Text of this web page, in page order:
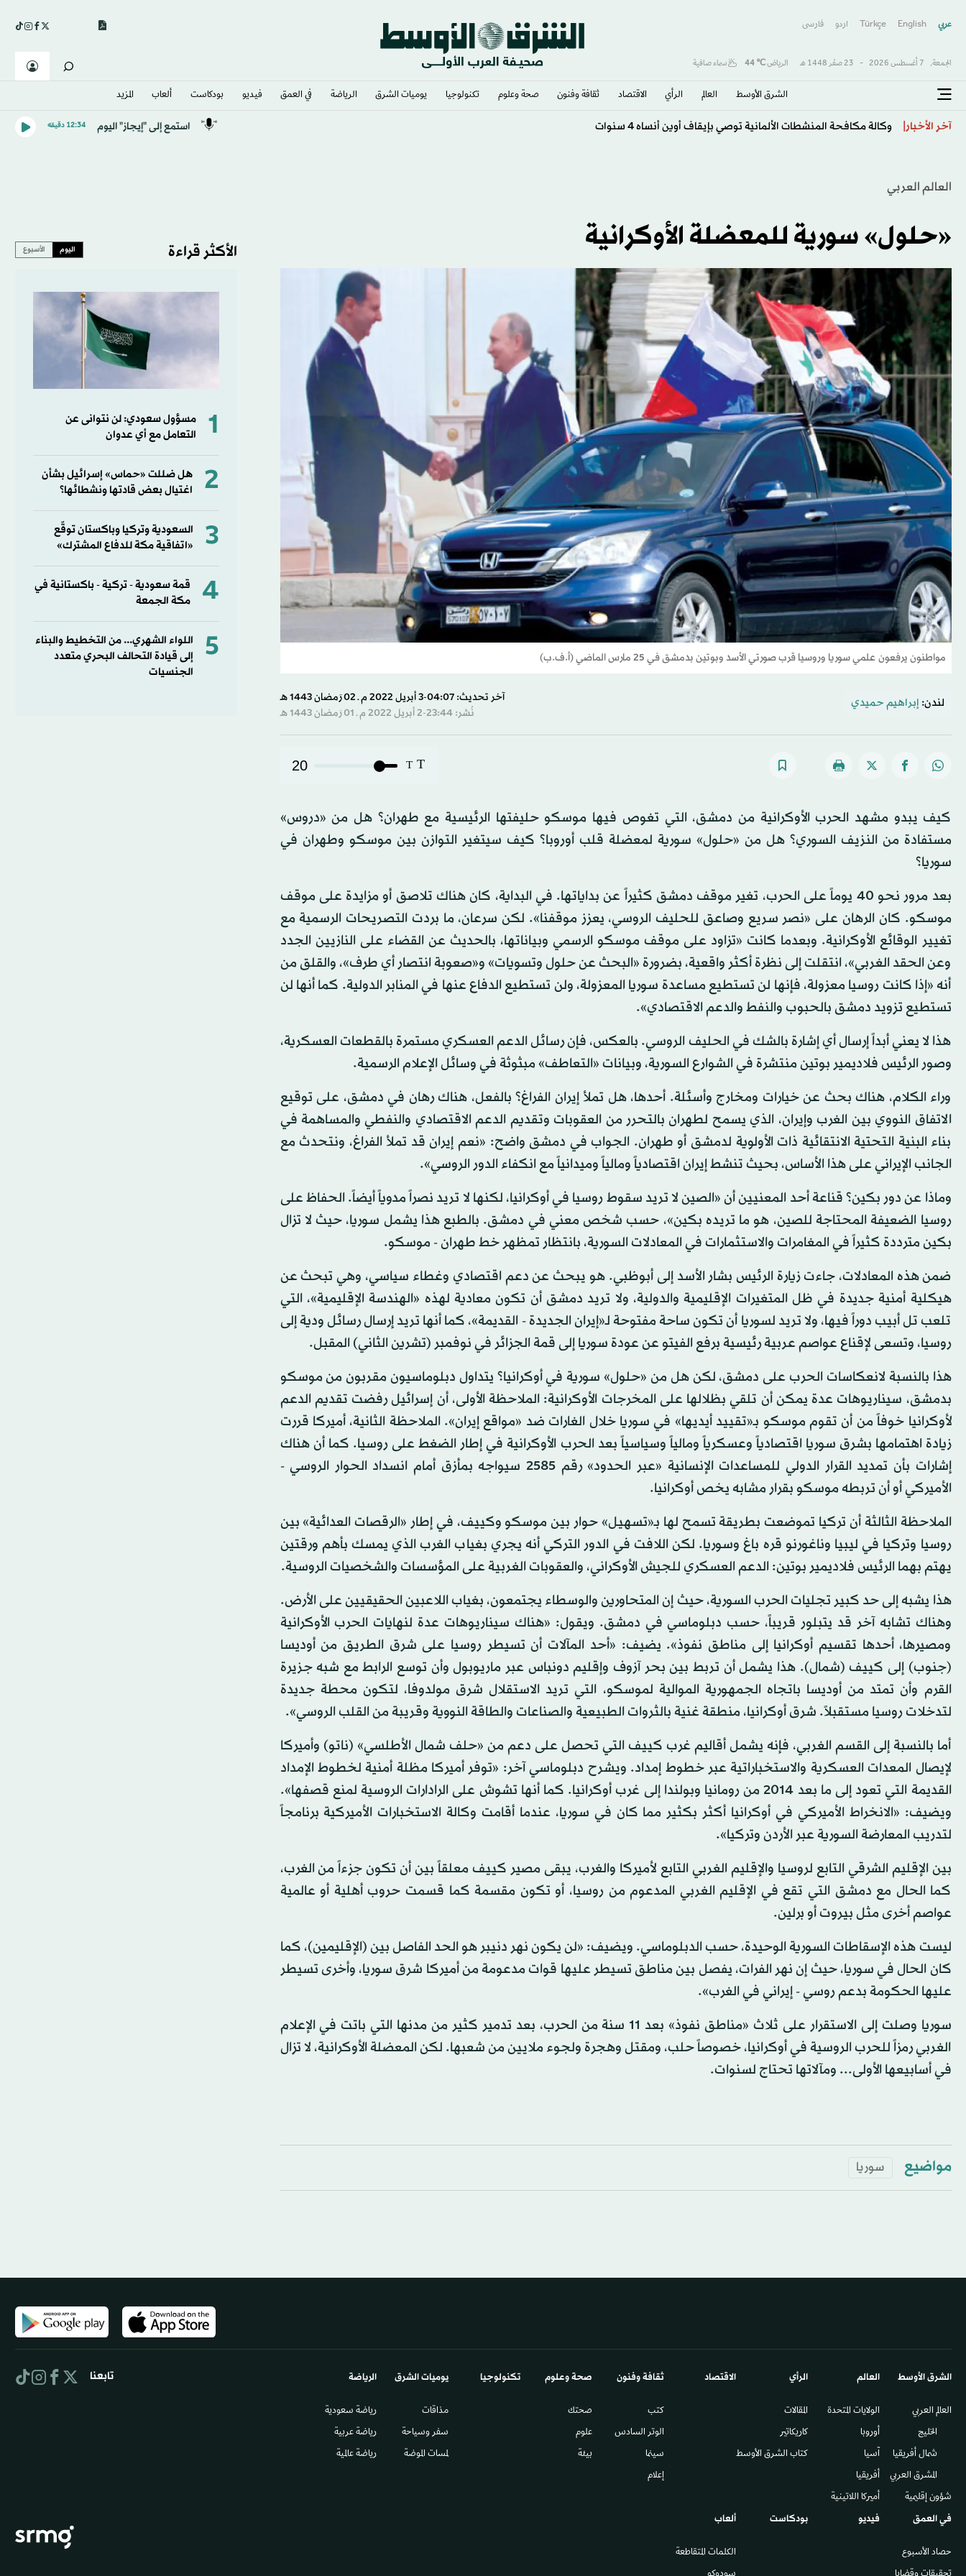
عربي English
Türkçe اردو فارسى
الجمعة, 7 أغسطس 2026 - 23 صفَر 1448 هـ الرياض℃
44 سماء صافية
الشرق الأوسط​ العالم الرأي الاقتصاد ثقافة وفنون صحة وعلوم تكنولوجيا يوميات الشرق​ الرياضة في العمق فيديو بودكاست ألعاب المزيد
آخر الأخبار البابا يلتقي ضحايا اعتداءات جنسية خلال زيارته المقبلة لفرنسا استمع إلى "إيجاز" اليوم 12:34 دقيقه
العالم العربي
«حلول» سورية للمعضلة الأوكرانية
مواطنون يرفعون علمي سوريا وروسيا قرب صورتي الأسد وبوتين بدمشق في 25 مارس الماضي (أ.ف.ب)
لندن: إبراهيم حميدي
آخر تحديث: 04:07-3 أبريل 2022 م ـ 02 رَمضان 1443 هـ
نُشر: 23:44-2 أبريل 2022 م ـ 01 رَمضان 1443 هـ
T
T
20
كيف يبدو مشهد الحرب الأوكرانية من دمشق، التي تغوص فيها موسكو حليفتها الرئيسية مع طهران؟ هل من «دروس»
مستفادة من النزيف السوري؟ هل من «حلول» سورية لمعضلة قلب أوروبا؟ كيف سيتغير التوازن بين موسكو وطهران في
سوريا؟
بعد مرور نحو 40 يوماً على الحرب، تغير موقف دمشق كثيراً عن بداياتها. في البداية، كان هناك تلاصق أو مزايدة على موقف
موسكو. كان الرهان على «نصر سريع وصاعق للحليف الروسي، يعزز موقفنا». لكن سرعان، ما بردت التصريحات الرسمية مع
تغيير الوقائع الأوكرانية. وبعدما كانت «تزاود على موقف موسكو الرسمي وبياناتها، بالحديث عن القضاء على النازيين الجدد
وعن الحقد الغربي»، انتقلت إلى نظرة أكثر واقعية، بضرورة «البحث عن حلول وتسويات» و«صعوبة انتصار أي طرف»، والقلق من
أنه «إذا كانت روسيا معزولة، فإنها لن تستطيع مساعدة سوريا المعزولة، ولن تستطيع الدفاع عنها في المنابر الدولية. كما أنها لن
تستطيع تزويد دمشق بالحبوب والنفط والدعم الاقتصادي».
هذا لا يعني أبداً إرسال أي إشارة بالشك في الحليف الروسي. بالعكس، فإن رسائل الدعم العسكري مستمرة بالقطعات العسكرية،
وصور الرئيس فلاديمير بوتين منتشرة في الشوارع السورية، وبيانات «التعاطف» مبثوثة في وسائل الإعلام الرسمية.
وراء الكلام، هناك بحث عن خيارات ومخارج وأسئلة. أحدها، هل تملأ إيران الفراغ؟ بالفعل، هناك رهان في دمشق، على توقيع
الاتفاق النووي بين الغرب وإيران، الذي يسمح لطهران بالتحرر من العقوبات وتقديم الدعم الاقتصادي والنفطي والمساهمة في
بناء البنية التحتية الانتقائية ذات الأولوية لدمشق أو طهران. الجواب في دمشق واضح: «نعم إيران قد تملأ الفراغ، ونتحدث مع
الجانب الإيراني على هذا الأساس، بحيث تنشط إيران اقتصادياً ومالياً وميدانياً مع انكفاء الدور الروسي».
وماذا عن دور بكين؟ قناعة أحد المعنيين أن «الصين لا تريد سقوط روسيا في أوكرانيا، لكنها لا تريد نصراً مدوياً أيضاً. الحفاظ على
روسيا الضعيفة المحتاجة للصين، هو ما تريده بكين»، حسب شخص معني في دمشق. بالطبع هذا يشمل سوريا، حيث لا تزال
بكين مترددة كثيراً في المغامرات والاستثمارات في المعادلات السورية، بانتظار تمظهر خط طهران - موسكو.
ضمن هذه المعادلات، جاءت زيارة الرئيس بشار الأسد إلى أبوظبي. هو يبحث عن دعم اقتصادي وغطاء سياسي، وهي تبحث عن
هيكلية أمنية جديدة في ظل المتغيرات الإقليمية والدولية، ولا تريد دمشق أن تكون معادية لهذه «الهندسة الإقليمية»، التي
تلعب تل أبيب دوراً فيها، ولا تريد لسوريا أن تكون ساحة مفتوحة لـ«إيران الجديدة - القديمة»، كما أنها تريد إرسال رسائل ودية إلى
روسيا، وتسعى لإقناع عواصم عربية رئيسية برفع الفيتو عن عودة سوريا إلى قمة الجزائر في نوفمبر (تشرين الثاني) المقبل.
هذا بالنسبة لانعكاسات الحرب على دمشق، لكن هل من «حلول» سورية في أوكرانيا؟ يتداول دبلوماسيون مقربون من موسكو
بدمشق، سيناريوهات عدة يمكن أن تلقي بظلالها على المخرجات الأوكرانية: الملاحظة الأولى، أن إسرائيل رفضت تقديم الدعم
لأوكرانيا خوفاً من أن تقوم موسكو بـ«تقييد أيديها» في سوريا خلال الغارات ضد «مواقع إيران». الملاحظة الثانية، أميركا قررت
زيادة اهتمامها بشرق سوريا اقتصادياً وعسكرياً ومالياً وسياسياً بعد الحرب الأوكرانية في إطار الضغط على روسيا. كما أن هناك
إشارات بأن تمديد القرار الدولي للمساعدات الإنسانية «عبر الحدود» رقم 2585 سيواجه بمأزق أمام انسداد الحوار الروسي -
الأميركي أو أن تربطه موسكو بقرار مشابه يخص أوكرانيا.
الملاحظة الثالثة أن تركيا تموضعت بطريقة تسمح لها بـ«تسهيل» حوار بين موسكو وكييف، في إطار «الرقصات العدائية» بين
روسيا وتركيا في ليبيا وناغورنو قره باغ وسوريا. لكن اللافت في الدور التركي أنه يجري بغياب الغرب الذي يمسك بأهم ورقتين
يهتم بهما الرئيس فلاديمير بوتين: الدعم العسكري للجيش الأوكراني، والعقوبات الغربية على المؤسسات والشخصيات الروسية.
هذا يشبه إلى حد كبير تجليات الحرب السورية، حيث إن المتحاورين والوسطاء يجتمعون، بغياب اللاعبين الحقيقيين على الأرض.
وهناك تشابه آخر قد يتبلور قريباً، حسب دبلوماسي في دمشق. ويقول: «هناك سيناريوهات عدة لنهايات الحرب الأوكرانية
ومصيرها، أحدها تقسيم أوكرانيا إلى مناطق نفوذ». يضيف: «أحد المآلات أن تسيطر روسيا على شرق الطريق من أوديسا
(جنوب) إلى كييف (شمال). هذا يشمل أن تربط بين بحر آزوف وإقليم دونباس عبر ماريوبول وأن توسع الرابط مع شبه جزيرة
القرم وأن تمتد من أوديسا باتجاه الجمهورية الموالية لموسكو، التي تريد الاستقلال شرق مولدوفا، لتكون محطة جديدة
لتدخلات روسيا مستقبلاً. شرق أوكرانيا، منطقة غنية بالثروات الطبيعية والصناعات والطاقة النووية وقريبة من القلب الروسي».
أما بالنسبة إلى القسم الغربي، فإنه يشمل أقاليم غرب كييف التي تحصل على دعم من «حلف شمال الأطلسي» (ناتو) وأميركا
لإيصال المعدات العسكرية والاستخباراتية عبر خطوط إمداد. ويشرح دبلوماسي آخر: «توفر أميركا مظلة أمنية لخطوط الإمداد
القديمة التي تعود إلى ما بعد 2014 من رومانيا وبولندا إلى غرب أوكرانيا. كما أنها تشوش على الرادارات الروسية لمنع قصفها».
ويضيف: «الانخراط الأميركي في أوكرانيا أكثر بكثير مما كان في سوريا، عندما أقامت وكالة الاستخبارات الأميركية برنامجاً
لتدريب المعارضة السورية عبر الأردن وتركيا».
بين الإقليم الشرقي التابع لروسيا والإقليم الغربي التابع لأميركا والغرب، يبقى مصير كييف معلقاً بين أن تكون جزءاً من الغرب،
كما الحال مع دمشق التي تقع في الإقليم الغربي المدعوم من روسيا، أو تكون مقسمة كما قسمت حروب أهلية أو عالمية
عواصم أخرى مثل بيروت أو برلين.
ليست هذه الإسقاطات السورية الوحيدة، حسب الدبلوماسي. ويضيف: «لن يكون نهر دنيبر هو الحد الفاصل بين (الإقليمين)، كما
كان الحال في سوريا، حيث إن نهر الفرات، يفصل بين مناطق تسيطر عليها قوات مدعومة من أميركا شرق سوريا، وأخرى تسيطر
عليها الحكومة بدعم روسي - إيراني في الغرب».
سوريا وصلت إلى الاستقرار على ثلاث «مناطق نفوذ» بعد 11 سنة من الحرب، بعد تدمير كثير من مدنها التي باتت في الإعلام
الغربي رمزاً للحرب الروسية في أوكرانيا، خصوصاً حلب، ومقتل وهجرة ولجوء ملايين من شعبها. لكن المعضلة الأوكرانية، لا تزال
في أسابيعها الأولى... ومآلاتها تحتاج لسنوات.
مواضيع سوريا
الأكثر قراءة اليوم الأسبوع
1
مسؤول سعودي: لن نتوانى عن
التعامل مع أي عدوان
2
هل ضللت «حماس» إسرائيل بشأن
اغتيال بعض قادتها ونشطائها؟
3
السعودية وتركيا وباكستان توقّع
«اتفاقية مكة للدفاع المشترك»
4
قمة سعودية - تركية - باكستانية في
مكة الجمعة
5
اللواء الشهري... من التخطيط والبناء
إلى قيادة التحالف البحري متعدد
الجنسيات
الشرق الأوسط​
العالم العربي
الخليج
شمال أفريقيا
المشرق العربي
شؤون إقليمية
العالم
الولايات المتحدة
أوروبا
آسيا
أفريقيا
أميركا اللاتينية
الرأي
المقالات
كاريكاتير
كتاب الشرق الأوسط
الاقتصاد ثقافة وفنون
كتب
الوتر السادس​
سينما
إعلام
صحة وعلوم
صحتك
علوم
بيئة
تكنولوجيا يوميات الشرق​
مذاقات
سفر وسياحة
لمسات الموضة
الرياضة
رياضة سعودية
رياضة عربية
رياضة عالمية
في العمق
حصاد الأسبوع
فيديو بودكاست ألعاب
الكلمات المتقاطعة
تابعنا